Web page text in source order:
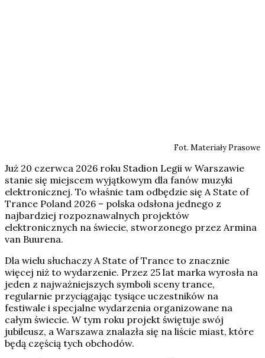
Fot. Materiały Prasowe
Już 20 czerwca 2026 roku Stadion Legii w Warszawie
stanie się miejscem wyjątkowym dla fanów muzyki
elektronicznej. To właśnie tam odbędzie się A State of
Trance Poland 2026 – polska odsłona jednego z
najbardziej rozpoznawalnych projektów
elektronicznych na świecie, stworzonego przez Armina
van Buurena.
Dla wielu słuchaczy A State of Trance to znacznie
więcej niż to wydarzenie. Przez 25 lat marka wyrosła na
jeden z najważniejszych symboli sceny trance,
regularnie przyciągając tysiące uczestników na
festiwale i specjalne wydarzenia organizowane na
całym świecie. W tym roku projekt świętuje swój
jubileusz, a Warszawa znalazła się na liście miast, które
będą częścią tych obchodów.